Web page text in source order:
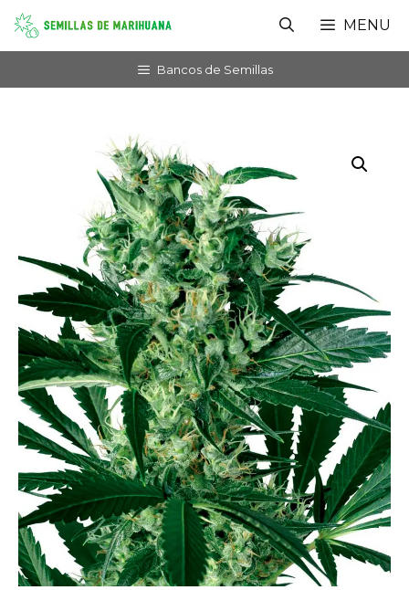
Saltar
contenido
MENU
Bancos de Semillas